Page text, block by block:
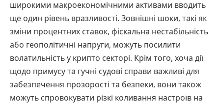
широкими макроекономічними активами вводить
ще один рівень вразливості. Зовнішні шоки, такі як
зміни процентних ставок, фіскальна нестабільність
або геополітичні напруги, можуть посилити
волатильність у крипто секторі. Крім того, хоча дії
щодо примусу та гучні судові справи важливі для
забезпечення прозорості та безпеки, вони також
можуть спровокувати різкі коливання настроїв на